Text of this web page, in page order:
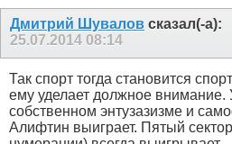
Дмитрий Шувалов сказал(-а):
25.07.2014 08:14
Так спорт тогда становится
ему уделает должное внимание.
собственном энтузазизме и
Алифтин выиграет. Пятый